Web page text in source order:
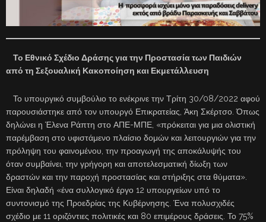
Το Εθνικό Σχέδιο Δράσης για την Προστασία των Παιδιών
από τη Σεξουαλική Κακοποίηση και Εκμετάλλευση
Το υπουργικό συμβούλιο το ενέκρινε την Τρίτη 30/08/2022 αφού
παρουσιάστηκε από τον υπουργό Επικρατείας, Άκη Σκέρτσο. Όπως
δηλώνει η Έλενα Ράπτη στο ΑΠΕ-ΜΠΕ, «πρόκειται για μια ολιστική
παρέμβαση στο υφιστάμενο πλαίσιο δομών και λειτουργιών για την
πρόληψη του φαινομένου, την προαγωγή της αποκάλυψής του
όταν συμβαίνει, την γρήγορη και αποτελεσματική δίωξη των
δραστών και την παροχή προστασίας και στήριξης στα θύματα».
Είναι δηλαδή «ένα συλλογικό έργο 12 υπουργείων υπό το
συντονισμό της Προεδρίας της Κυβέρνησης. Ένα πολυσχιδές
σχέδιο με 11 οριζόντιες πολιτικές και 80 επιμέρους δράσεις. Το 75%